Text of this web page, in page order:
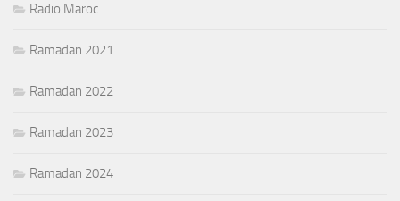
Radio Maroc
Ramadan 2021
Ramadan 2022
Ramadan 2023
Ramadan 2024